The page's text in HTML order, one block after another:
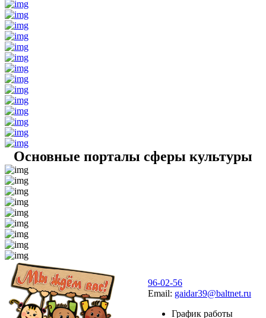
Основные порталы сферы культуры
96-02-56
Email: gaidar39@baltnet.ru
График работы